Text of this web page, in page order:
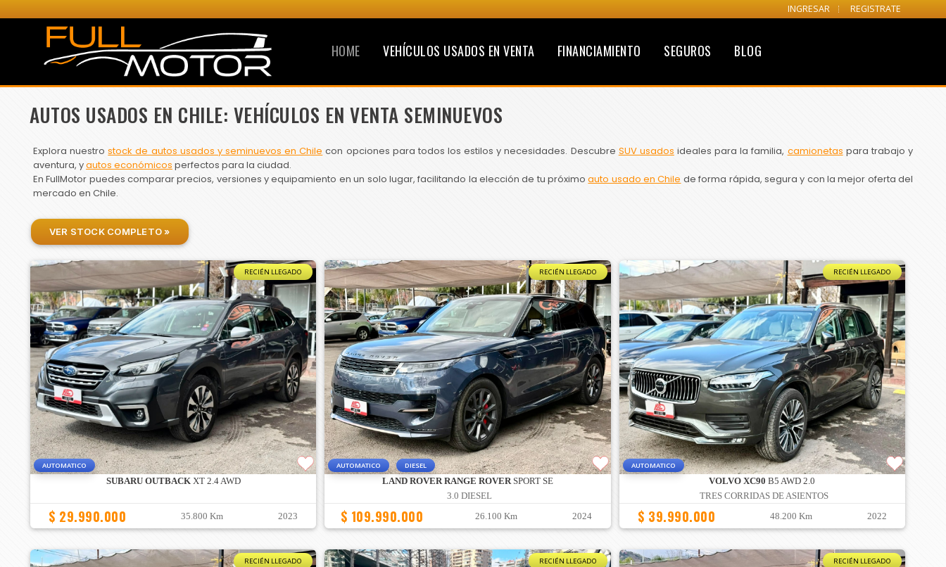
INGRESAR REGISTRATE
HOME VEHÍCULOS USADOS EN VENTA FINANCIAMIENTO SEGUROS BLOG
AUTOS USADOS EN CHILE: VEHÍCULOS EN VENTA SEMINUEVOS
Explora nuestrostock de autos usados y seminuevos en Chile con opciones para todos los estilos y necesidades. Descubre SUV usados ideales para la familia, camionetas para trabajo y
aventura, yautos económicos perfectos para la ciudad.
En FullMotor puedes comparar precios, versiones y equipamiento en un solo lugar, facilitando la elección de tu próximoauto usado en Chile de forma rápida, segura y con la mejor oferta del
mercado en Chile.
VER STOCK COMPLETO »
RECIÉN LLEGADO
AUTOMATICO
SUBARU OUTBACKXT 2.4 AWD
$ 29.990.000 35.800 Km 2023
RECIÉN LLEGADO
AUTOMATICO DIESEL
LAND ROVER RANGE ROVERSPORT SE
3.0 DIESEL
$ 109.990.000 26.100 Km 2024
RECIÉN LLEGADO
AUTOMATICO
VOLVO XC90 B5 AWD 2.0
TRES CORRIDAS DE ASIENTOS
$ 39.990.000 48.200 Km 2022
RECIÉN LLEGADO RECIÉN LLEGADO RECIÉN LLEGADO